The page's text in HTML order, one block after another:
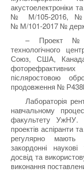
акустоелектроніки
№ М/105-2016, №
№ М/101-2017 №
– Проект №
технологічного
Союз, США, Канада)
післяростовою
продовження №
Лабораторія
навчальному
факультету УжНУ.
проектів аспіранти
регулярно мають
закордонні
досвід та
виконання